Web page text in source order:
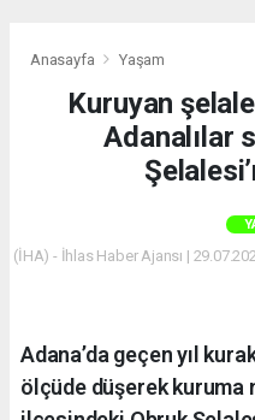
Anasayfa Yaşam
Kuruyan
Adanalılar
(İHA) - İhlas Haber Ajansı |
Adana’da geçen yıl
ölçüde düşerek kuruma